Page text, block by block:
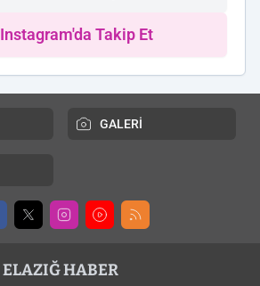
Instagram'da Takip Et
GALERİ
ELAZIĞ HABER